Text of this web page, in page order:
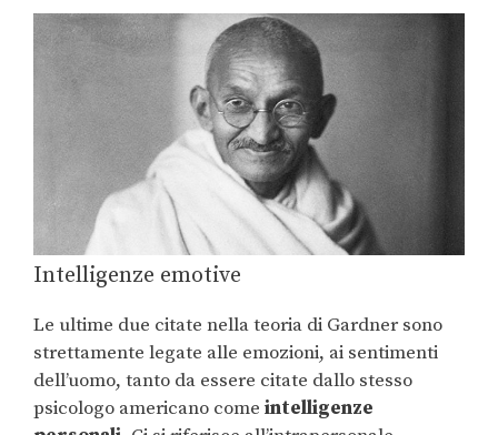
Intelligenze emotive
Le ultime due citate nella teoria di Gardner sono
strettamente legate alle emozioni, ai sentimenti
dell’uomo, tanto da essere citate dallo stesso
psicologo americano come intelligenze